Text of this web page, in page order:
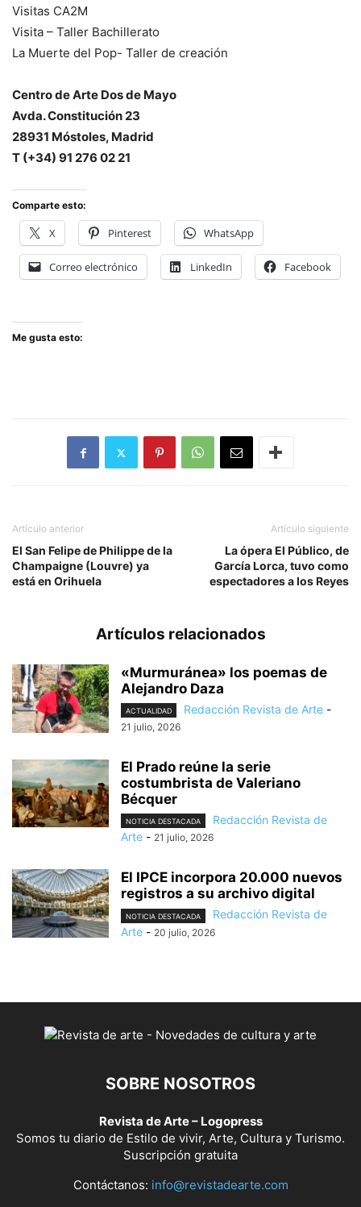
Visitas CA2M
Visita – Taller Bachillerato
La Muerte del Pop- Taller de creación
Centro de Arte Dos de Mayo
Avda. Constitución 23
28931 Móstoles, Madrid
T (+34) 91 276 02 21
Comparte esto:
X Pinterest WhatsApp
Correo electrónico LinkedIn Facebook
Me gusta esto:
Artículo anterior
El San Felipe de Philippe de la
Champaigne (Louvre) ya
está en Orihuela
Artículo siguiente
La ópera El Público, de
García Lorca, tuvo como
espectadores a los Reyes
Artículos relacionados
«Murmuránea» los poemas de
Alejandro Daza
ACTUALIDAD Redacción Revista de Arte -
21 julio, 2026
El Prado reúne la serie
costumbrista de Valeriano
Bécquer
NOTICIA DESTACADA
Redacción Revista de
Arte - 21 julio, 2026
El IPCE incorpora 20.000 nuevos
registros a su archivo digital
NOTICIA DESTACADA
Redacción Revista de
Arte - 20 julio, 2026
SOBRE NOSOTROS
Revista de Arte – Logopress
Somos tu diario de Estilo de vivir, Arte, Cultura y Turismo.
Suscripción gratuita
Contáctanos: info@revistadearte.com